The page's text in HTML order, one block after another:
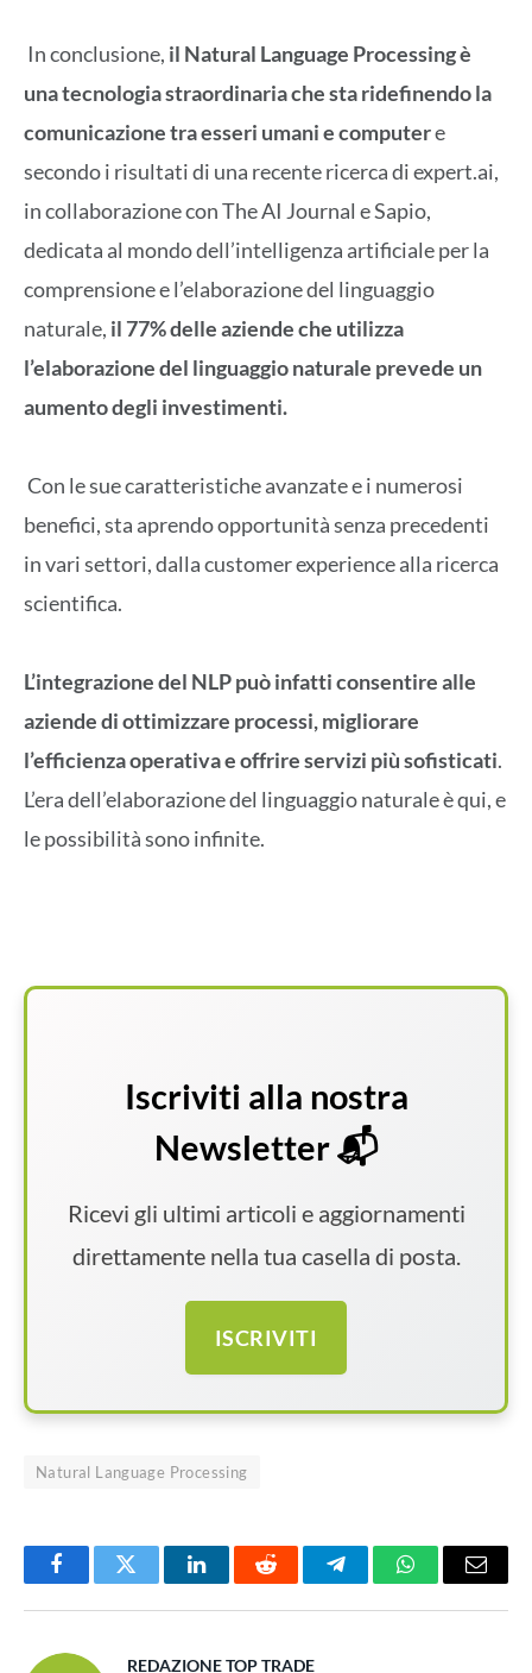
In conclusione, il Natural Language Processing è
una tecnologia straordinaria che sta ridefinendo la
comunicazione tra esseri umani e computere
secondo i risultati di una recente ricerca di expert.ai,
in collaborazione con The AI Journal e Sapio,
dedicata al mondo dell’intelligenza artificiale per la
comprensione e l’elaborazione del linguaggio
naturale, il 77% delle aziende che utilizza
l’elaborazione del linguaggio naturale prevede un
aumento degli investimenti.
Con le sue caratteristiche avanzate e i numerosi
benefici, sta aprendo opportunità senza precedenti
in vari settori, dalla customer experience alla ricerca
scientifica.
L’integrazione del NLP può infatti consentire alle
aziende di ottimizzare processi, migliorare
l’efficienza operativa e offrire servizi più sofisticati.
L’era dell’elaborazione del linguaggio naturale è qui, e
le possibilità sono infinite.
Iscriviti alla nostra
Newsletter 📬
Ricevi gli ultimi articoli e aggiornamenti
direttamente nella tua casella di posta.
ISCRIVITI
Natural Language Processing
FacebookTwitter LinkedInReddit TelegramWhatsAppEmail
REDAZIONE TOP TRADE